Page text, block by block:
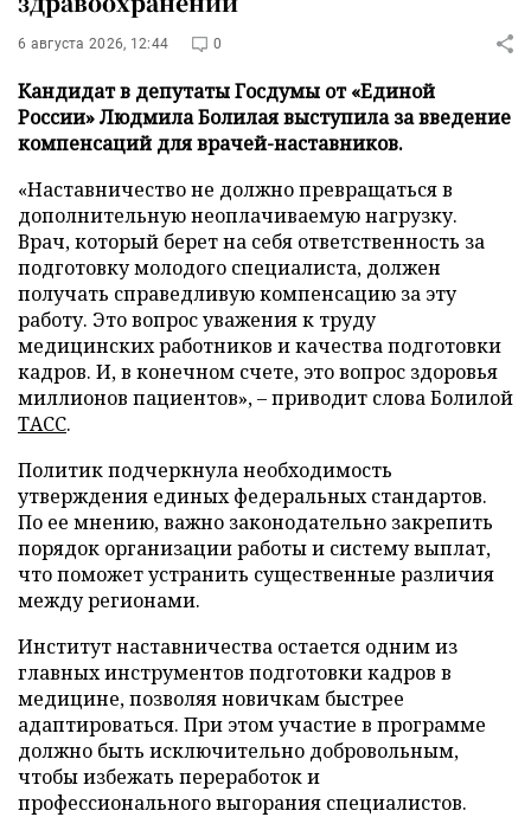
6 августа 2026, 12:44 0
Кандидат в депутаты Госдумы от «Единой
России» Людмила Болилая выступила за введение
компенсаций для врачей-наставников.
«Наставничество не должно превращаться в
дополнительную неоплачиваемую нагрузку.
Врач, который берет на себя ответственность за
подготовку молодого специалиста, должен
получать справедливую компенсацию за эту
работу. Это вопрос уважения к труду
медицинских работников и качества подготовки
кадров. И, в конечном счете, это вопрос здоровья
миллионов пациентов», – приводит слова Болилой
ТАСС.
Политик подчеркнула необходимость
утверждения единых федеральных стандартов.
По ее мнению, важно законодательно закрепить
порядок организации работы и систему выплат,
что поможет устранить существенные различия
между регионами.
Институт наставничества остается одним из
главных инструментов подготовки кадров в
медицине, позволяя новичкам быстрее
адаптироваться. При этом участие в программе
должно быть исключительно добровольным,
чтобы избежать переработок и
профессионального выгорания специалистов.